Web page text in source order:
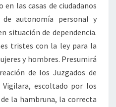
las casas de ciudadanos
autonomía personal y
situación de dependencia.
tristes con la ley para la
y hombres. Presumirá
de los Juzgados de
Vigilara, escoltado por los
la hambruna, la correcta